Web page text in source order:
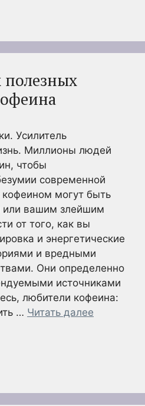
Усилитель
Миллионы людей
чтобы
современной
могут быть
вашим злейшим
от того, как вы
и энергетические
и вредными
Они определенно
источниками
любители кофеина:
… Читать далее